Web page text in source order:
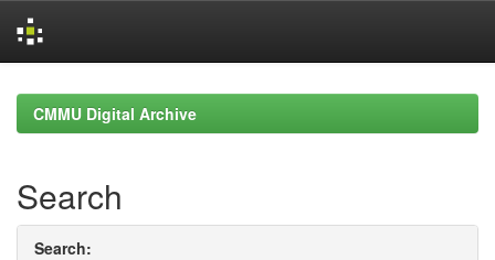
navigationCMMU Digital Archive
Search
Search: